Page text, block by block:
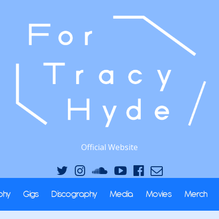
Official Website
Gigs Discography Media Movies Merch